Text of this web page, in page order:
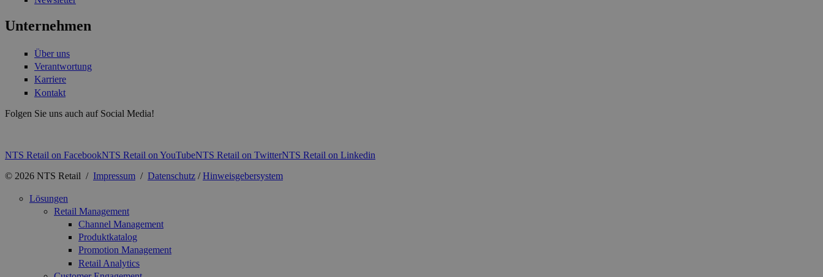
Unternehmen
Über uns
Verantwortung
Karriere
Kontakt
Folgen Sie uns auch auf Social Media!
NTS Retail on FacebookNTS Retail on YouTubeNTS Retail on TwitterNTS Retail on Linkedin
© 2026 NTS Retail / Impressum / Datenschutz /Hinweisgebersystem
Lösungen
Retail Management
Channel Management
Produktkatalog
Promotion Management
Retail Analytics